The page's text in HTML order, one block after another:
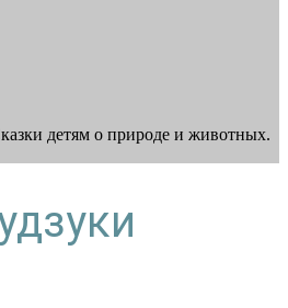
детям о природе и животных.